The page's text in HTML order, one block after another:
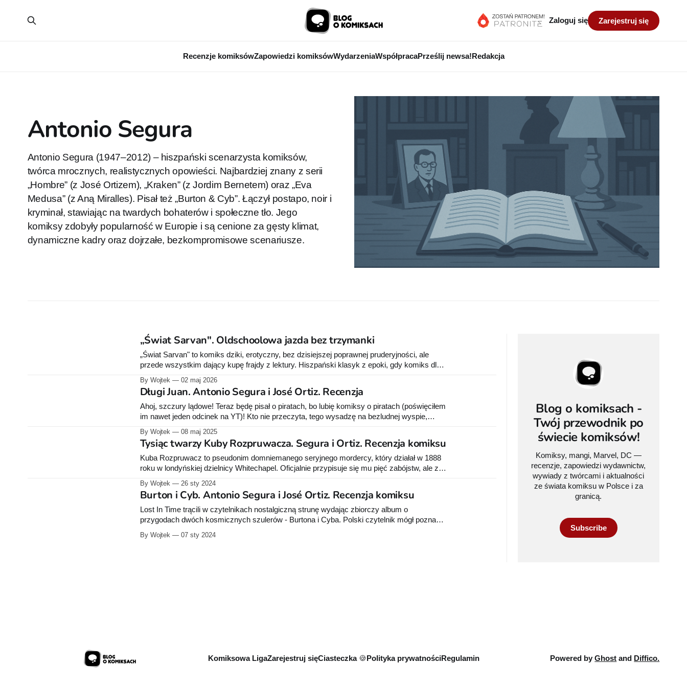
Recenzje komiksówZapowiedzi komiksówWydarzeniaWspółpracaPrześlij newsa!Redakcja
Zaloguj się Zarejestruj się
Antonio Segura
Antonio Segura (1947–2012) – hiszpański scenarzysta komiksów,
twórca mrocznych, realistycznych opowieści. Najbardziej znany z serii
„Hombre” (z José Ortizem), „Kraken” (z Jordim Bernetem) oraz „Eva
Medusa” (z Aną Miralles). Pisał też „Burton & Cyb”. Łączył postapo, noir i
kryminał, stawiając na twardych bohaterów i społeczne tło. Jego
komiksy zdobyły popularność w Europie i są cenione za gęsty klimat,
dynamiczne kadry oraz dojrzałe, bezkompromisowe scenariusze.
„Świat Sarvan". Oldschoolowa jazda bez trzymanki
„Świat Sarvan" to komiks dziki, erotyczny, bez dzisiejszej poprawnej pruderyjności, ale
przede wszystkim dający kupę frajdy z lektury. Hiszpański klasyk z epoki, gdy komiks dla
By Wojtek 02 maj 2026
Długi Juan. Antonio Segura i José Ortiz. Recenzja
Ahoj, szczury lądowe! Teraz będę pisał o piratach, bo lubię komiksy o piratach (poświęciłem
im nawet jeden odcinek na YT)! Kto nie przeczyta, tego wysadzę na bezludnej wyspie,
jedziemy! Właśnie ukazał się “Długi Juan” - komiks mistrzowskiego
By Wojtek 08 maj 2025
Tysiąc twarzy Kuby Rozpruwacza. Segura i Ortiz. Recenzja komiksu
Kuba Rozpruwacz to pseudonim domniemanego seryjnego mordercy, który działał w 1888
roku w londyńskiej dzielnicy Whitechapel. Oficjalnie przypisuje się mu pięć zabójstw, ale z
prawdziwej liczby ofiar. O wydarzeniach tamtych dni opowiada komiks “Tysiąc twarzy
By Wojtek 26 sty 2024
Burton i Cyb. Antonio Segura i José Ortiz. Recenzja komiksu
Lost In Time trącili w czytelnikach nostalgiczną strunę wydając zbiorczy album o
przygodach dwóch kosmicznych szulerów - Burtona i Cyba. Polski czytelnik mógł poznać
zbiorcze wydanie pięciu tomów ich przygód. Jeśli dobrze kojarzę, “Komiks” wydał dwa
By Wojtek 07 sty 2024
Blog o komiksach -
Twój przewodnik po
świecie komiksów!
Komiksy, mangi, Marvel, DC —
recenzje, zapowiedzi wydawnictw,
wywiady z twórcami i aktualności
ze świata komiksu w Polsce i za
granicą.
Subscribe
Komiksowa LigaZarejestruj sięCiasteczka 🍪Polityka prywatnościRegulamin Powered byGhost and Diffico.